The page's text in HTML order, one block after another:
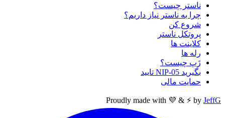
ناستر چیست؟
چرا به ناستر نیاز داریم؟
شروع کن
پروتکل ناستر
کلاینت ها
رله ها
زَپ چیست؟
بگیرید NIP-05 تایید
حمایت مالی
Proudly made with 💜 & ⚡ by JeffG